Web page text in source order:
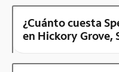
¿Cuánto cuesta
en Hickory Grove,